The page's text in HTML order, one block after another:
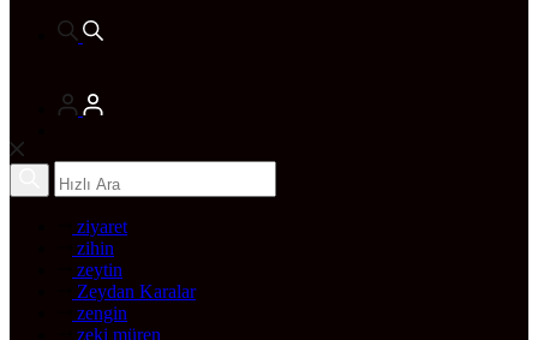
ziyaret
zihin
zeytin
Zeydan Karalar
zengin
zeki müren